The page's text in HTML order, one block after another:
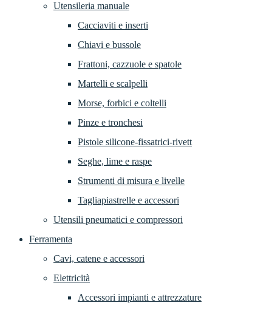
Utensileria manuale
Cacciaviti e inserti
Chiavi e bussole
Frattoni, cazzuole e spatole
Martelli e scalpelli
Morse, forbici e coltelli
Pinze e tronchesi
Pistole silicone-fissatrici-rivett
Seghe, lime e raspe
Strumenti di misura e livelle
Tagliapiastrelle e accessori
Utensili pneumatici e compressori
Ferramenta
Cavi, catene e accessori
Elettricità
Accessori impianti e attrezzature